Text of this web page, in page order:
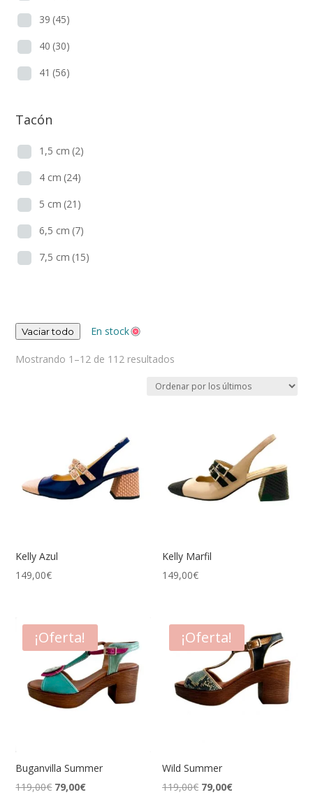
39 (45)
40 (30)
41 (56)
Tacón
1,5 cm (2)
4 cm (24)
5 cm (21)
6,5 cm (7)
7,5 cm (15)
Vaciar todo En stock
Mostrando 1–12 de 112 resultados
los
Kelly Azul
149,00€
Kelly Marfil
149,00€
¡Oferta!
Buganvilla Summer
119,00€ El
79,00€El
¡Oferta!
Wild Summer
119,00€ El
79,00€El